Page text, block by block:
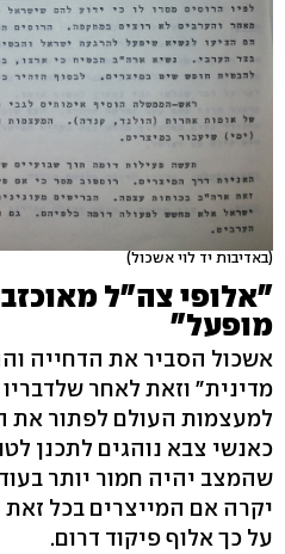
(באדיבות יד לוי אשכול)
"אלופי צה"ל
מופעל"
אשכול הסביר את הדחייה
מדינית" וזאת לאחר
למעצמות העולם לפתור את
כאנשי צבא נוהגים לתכנן
שהמצב יהיה חמור יותר
יקרה אם המייצרים בכל זאת
על כך אלוף פיקוד דרום.